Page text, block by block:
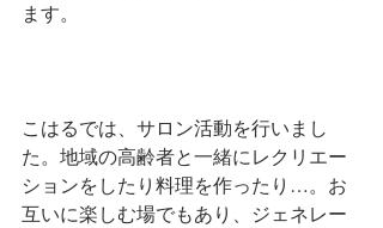
ます。
こはるでは、サロン活動を行いまし
た。地域の高齢者と一緒にレクリエー
ションをしたり料理を作ったり…。お
互いに楽しむ場でもあり、ジェネレー